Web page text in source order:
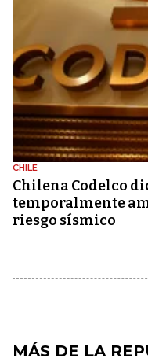
CHILE
Chilena Codelco
temporalmente
riesgo sísmico
MÁS DE LA